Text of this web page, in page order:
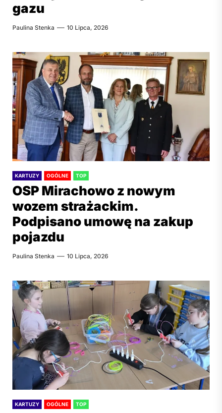
gazu
Paulina Stenka 10 Lipca, 2026
KARTUZY OGÓLNE TOP
OSP Mirachowo z nowym
wozem strażackim.
Podpisano umowę na zakup
pojazdu
Paulina Stenka 10 Lipca, 2026
KARTUZY OGÓLNE TOP